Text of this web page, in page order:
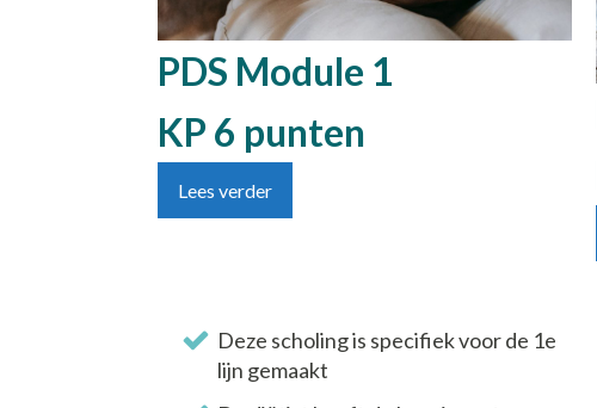
PDS Module 1
KP 6 punten
Lees verder
Deze scholing is specifiek voor de 1e
lijn gemaakt